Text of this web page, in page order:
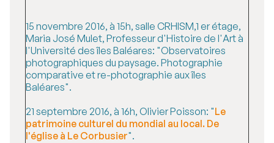
15 novembre 2016, à 15h, salle CRHISM,1 er étage,
Maria José Mulet, Professeur d'Histoire de l'Art à
l'Université des îles Baléares: "Observatoires
photographiques du paysage. Photographie
comparative et re-photographie aux îles
Baléares".
21 septembre 2016, à 16h, Olivier Poisson: "Le
patrimoine culturel du mondial au local. De
l'église à Le Corbusier".